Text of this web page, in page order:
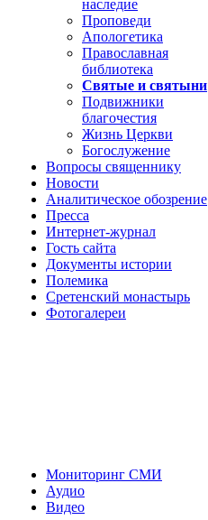
наследие
Проповеди
Апологетика
Православная
библиотека
Святые и святыни
Подвижники
благочестия
Жизнь Церкви
Богослужение
Вопросы священнику
Новости
Аналитическое обозрение
Пресса
Интернет-журнал
Гость сайта
Документы истории
Полемика
Сретенский монастырь
Фотогалереи
Мониторинг СМИ
Аудио
Видео